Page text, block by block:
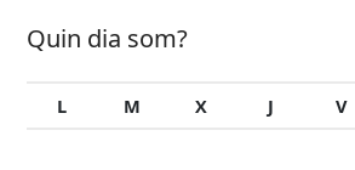
Quin dia som?
L M X J V